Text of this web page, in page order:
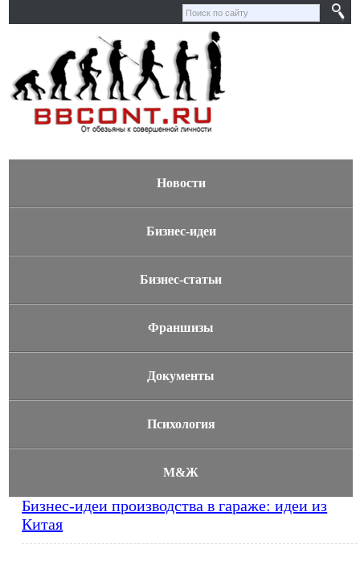
Новости
Бизнес-идеи
Бизнес-статьи
Франшизы
Документы
Психология
М&Ж
Бизнес-идеи производства в гараже: идеи из
Китая